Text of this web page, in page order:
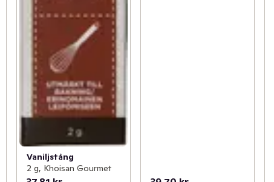
Vaniljstång
2 g, Khoisan Gourmet